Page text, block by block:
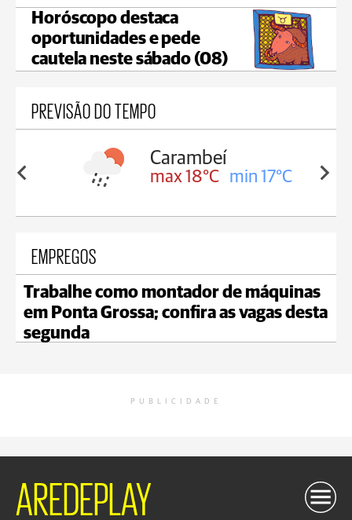
Horóscopo destaca
oportunidades e pede
cautela neste sábado (08)
PREVISÃO DO TEMPO
18°C
Carambeí
max 18°C min 17°C
EMPREGOS
Trabalhe como montador de máquinas
em Ponta Grossa; confira as vagas desta
segunda
PUBLICIDADE
AREDEPLAY